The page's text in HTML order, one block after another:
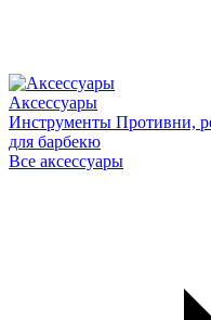
Аксессуары
Инструменты Противни,
для барбекю
Все аксессуары